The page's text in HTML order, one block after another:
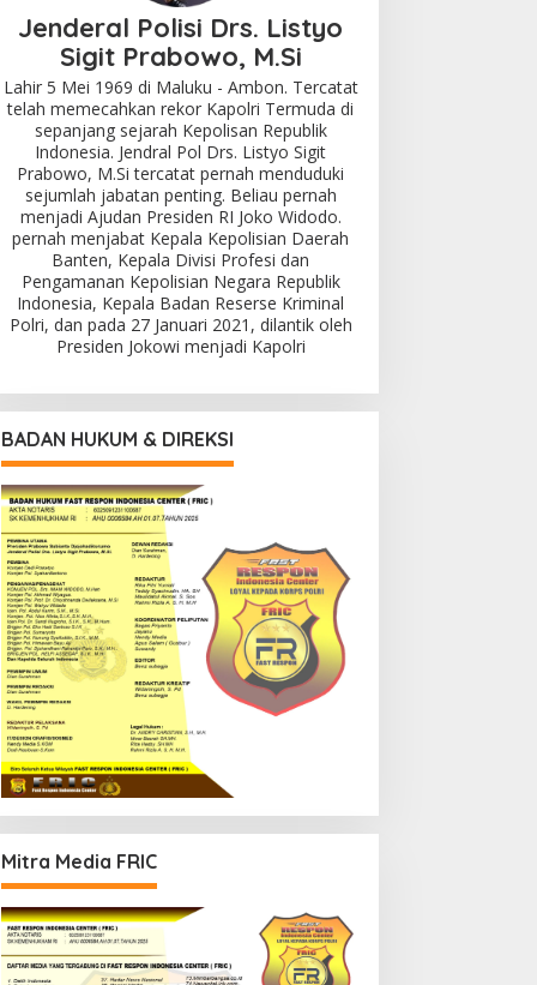
Jenderal Polisi Drs. Listyo
Sigit Prabowo, M.Si
Lahir 5 Mei 1969 di Maluku - Ambon. Tercatat
telah memecahkan rekor Kapolri Termuda di
sepanjang sejarah Kepolisan Republik
Indonesia. Jendral Pol Drs. Listyo Sigit
Prabowo, M.Si tercatat pernah menduduki
sejumlah jabatan penting. Beliau pernah
menjadi Ajudan Presiden RI Joko Widodo.
pernah menjabat Kepala Kepolisian Daerah
Banten, Kepala Divisi Profesi dan
Pengamanan Kepolisian Negara Republik
Indonesia, Kepala Badan Reserse Kriminal
Polri, dan pada 27 Januari 2021, dilantik oleh
Presiden Jokowi menjadi Kapolri
BADAN HUKUM & DIREKSI
Mitra Media FRIC